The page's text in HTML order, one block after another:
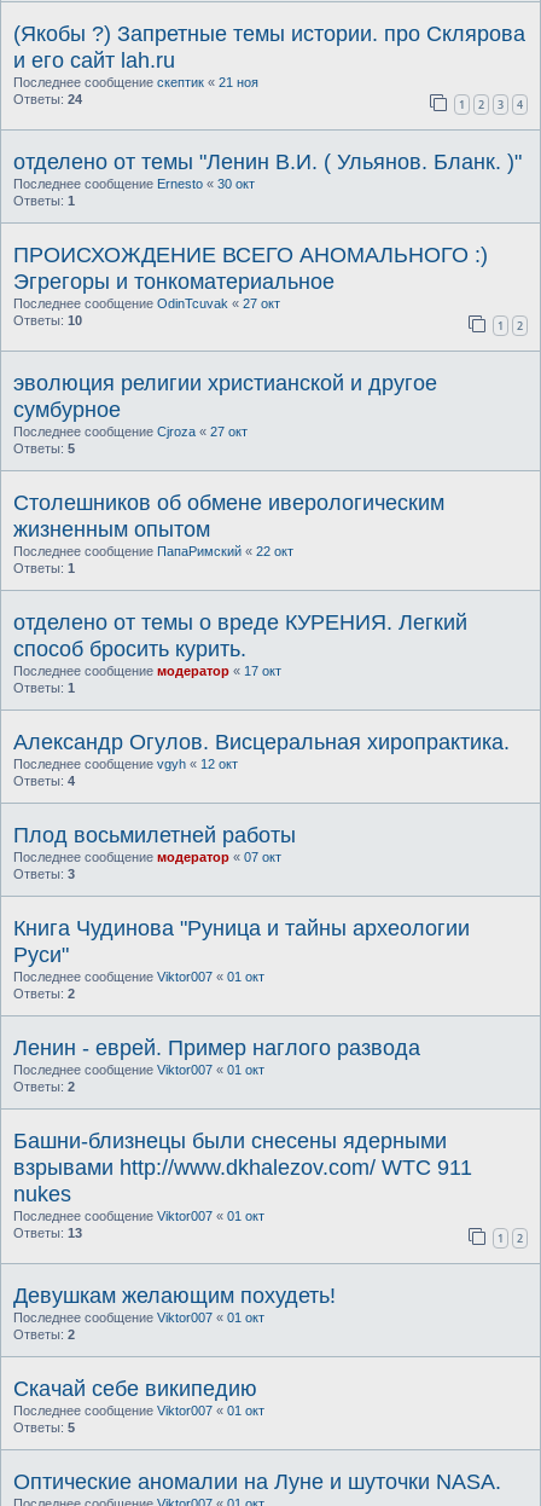
(Якобы ?) Запретные темы истории. про Склярова
и его сайт lah.ru
Последнее сообщение скептик « 21 ноя
Ответы: 24 1 2 3 4
отделено от темы "Ленин В.И. ( Ульянов. Бланк. )"
Последнее сообщение Ernesto « 30 окт
Ответы: 1
ПРОИСХОЖДЕНИЕ ВСЕГО АНОМАЛЬНОГО :)
Эгрегоры и тонкоматериальное
Последнее сообщение OdinTcuvak « 27 окт
Ответы: 10 1 2
эволюция религии христианской и другое
сумбурное
Последнее сообщение Cjroza « 27 окт
Ответы: 5
Столешников об обмене иверологическим
жизненным опытом
Последнее сообщение ПапаРимский « 22 окт
Ответы: 1
отделено от темы о вреде КУРЕНИЯ. Легкий
способ бросить курить.
Последнее сообщение модератор « 17 окт
Ответы: 1
Александр Огулов. Висцеральная хиропрактика.
Последнее сообщение vgyh « 12 окт
Ответы: 4
Плод восьмилетней работы
Последнее сообщение модератор « 07 окт
Ответы: 3
Книга Чудинова "Руница и тайны археологии
Руси"
Последнее сообщение Viktor007 « 01 окт
Ответы: 2
Ленин - еврей. Пример наглого развода
Последнее сообщение Viktor007 « 01 окт
Ответы: 2
Башни-близнецы были снесены ядерными
взрывами http://www.dkhalezov.com/ WTC 911
nukes
Последнее сообщение Viktor007 « 01 окт
Ответы: 13 1 2
Девушкам желающим похудеть!
Последнее сообщение Viktor007 « 01 окт
Ответы: 2
Скачай себе википедию
Последнее сообщение Viktor007 « 01 окт
Ответы: 5
Оптические аномалии на Луне и шуточки NASA.